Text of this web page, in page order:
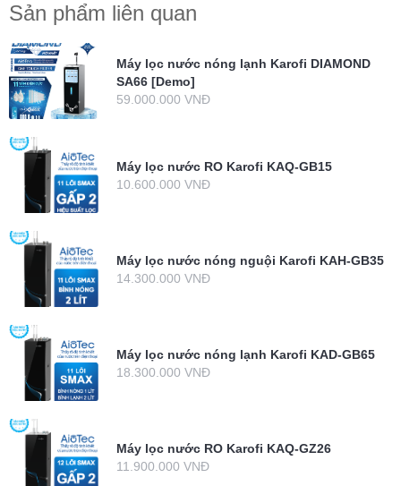
Sản phẩm liên quan
Máy lọc nước nóng lạnh Karofi DIAMOND
SA66 [Demo]
59.000.000 VNĐ
Máy lọc nước RO Karofi KAQ-GB15
10.600.000 VNĐ
Máy lọc nước nóng nguội Karofi KAH-GB35
14.300.000 VNĐ
Máy lọc nước nóng lạnh Karofi KAD-GB65
18.300.000 VNĐ
Máy lọc nước RO Karofi KAQ-GZ26
11.900.000 VNĐ